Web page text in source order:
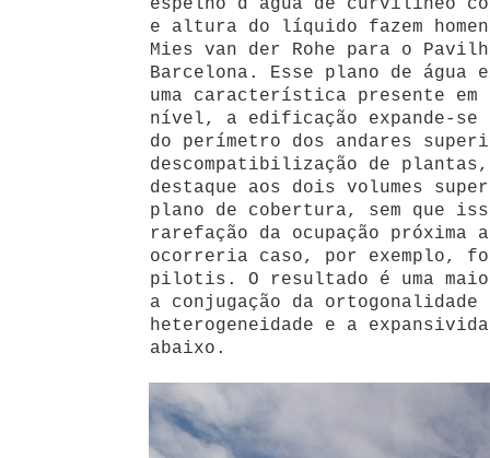
espelho d’água de curvilíneo
e altura do líquido fazem
Mies van der Rohe para o
Barcelona. Esse plano de água
uma característica presente
nível, a edificação expande-se
do perímetro dos andares
descompatibilização de
destaque aos dois volumes
plano de cobertura, sem que
rarefação da ocupação próxima
ocorreria caso, por exemplo,
pilotis. O resultado é uma
a conjugação da ortogonalidade
heterogeneidade e a
abaixo.